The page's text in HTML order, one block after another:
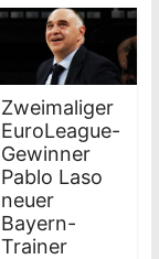
Zweimaliger
EuroLeague-
Gewinner
Pablo Laso
neuer
Bayern-
Trainer